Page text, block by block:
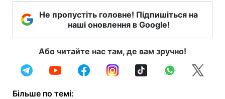
Не пропустіть головне! Підпишіться на
наші оновлення в Google!
Або читайте нас там, де вам зручно!
Більше по темі: